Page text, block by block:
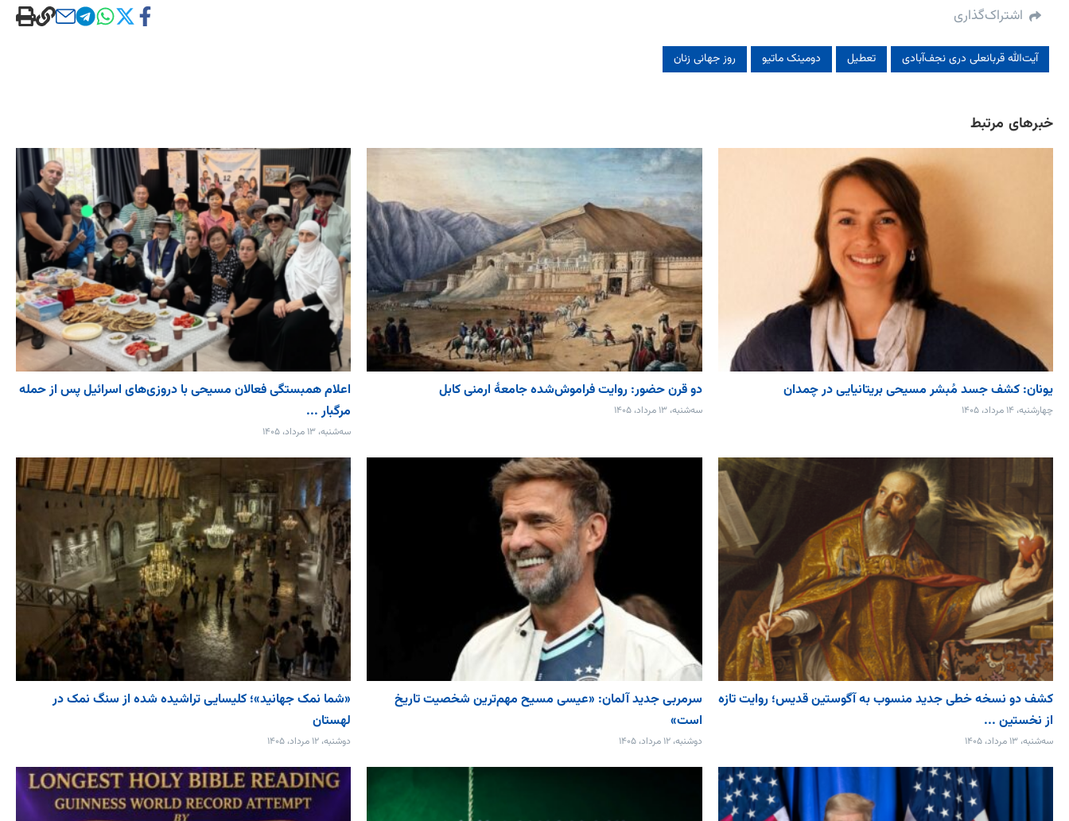
اشتراک‌گذاری
آیت‌الله قربانعلی دری نجف‌آبادی تعطیل دومینک ماتیو روز جهانی زنان
خبرهای مرتبط
یونان: کشف جسد مُبشر مسیحی بریتانیایی در چمدان
چهارشنبه، ۱۴ مرداد، ۱۴۰۵
دو قرن حضور: روایت فراموش‌شده جامعۀ ارمنی کابل
سه‌شنبه، ۱۳ مرداد، ۱۴۰۵
اعلام همبستگی فعالان مسیحی با دروزی‌های اسرائیل پس از حمله
مرگبار ...
سه‌شنبه، ۱۳ مرداد، ۱۴۰۵
کشف دو نسخه خطی جدید منسوب به آگوستین قدیس؛ روایت تازه
از نخستین ...
سه‌شنبه، ۱۳ مرداد، ۱۴۰۵
سرمربی جدید آلمان: «عیسی مسیح مهم‌ترین شخصیت تاریخ
است»
دوشنبه، ۱۲ مرداد، ۱۴۰۵
«شما نمک جهانید»؛ کلیسایی تراشیده شده از سنگ نمک در
لهستان
دوشنبه، ۱۲ مرداد، ۱۴۰۵